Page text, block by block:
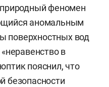
феномен
аномальным
поверхностных вод
в
пояснил, что
безопасности